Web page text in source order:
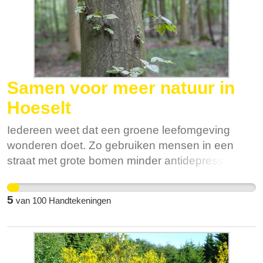
Samen voor meer natuur in
Hoeselt
Iedereen weet dat een groene leefomgeving
wonderen doet. Zo gebruiken mensen in een
straat met grote bomen minder antidepressiva en
Mensen die dichter bij een openbare groene
ruimte wonen zijn gelukkiger en gaan minder
studie aan dat 10% meer groen in de
woonomgeving een besparing kan opleveren
5 van 100 Handtekeningen